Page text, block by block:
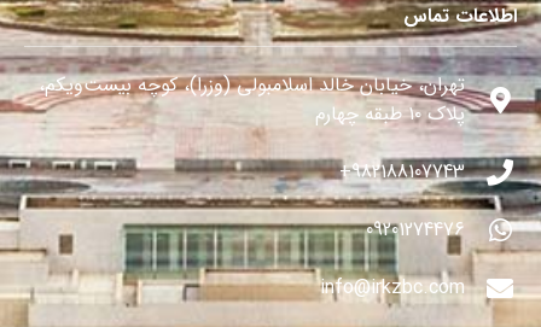
اطلاعات تماس
تهران، خیابان خالد اسلامبولی (وزرا)، کوچه بیست‌ویکم،
پلاک ۱۰ طبقه چهارم
982188107743+
09201274476
info@irkzbc.com